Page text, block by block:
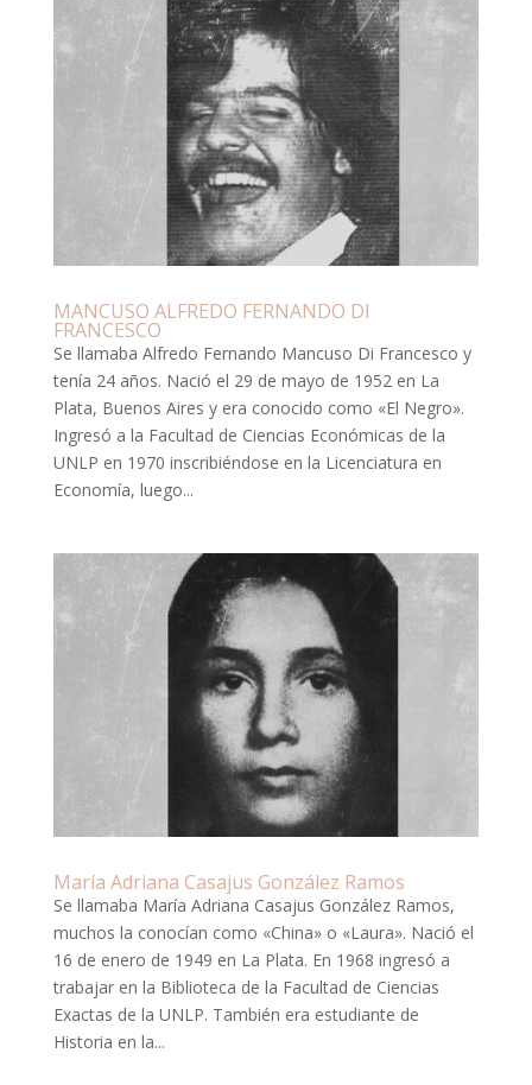
MANCUSO ALFREDO FERNANDO DI
FRANCESCO
Se llamaba Alfredo Fernando Mancuso Di Francesco y
tenía 24 años. Nació el 29 de mayo de 1952 en La
Plata, Buenos Aires y era conocido como «El Negro».
Ingresó a la Facultad de Ciencias Económicas de la
UNLP en 1970 inscribiéndose en la Licenciatura en
Economía, luego...
María Adriana Casajus González Ramos
Se llamaba María Adriana Casajus González Ramos,
muchos la conocían como «China» o «Laura». Nació el
16 de enero de 1949 en La Plata. En 1968 ingresó a
trabajar en la Biblioteca de la Facultad de Ciencias
Exactas de la UNLP. También era estudiante de
Historia en la...